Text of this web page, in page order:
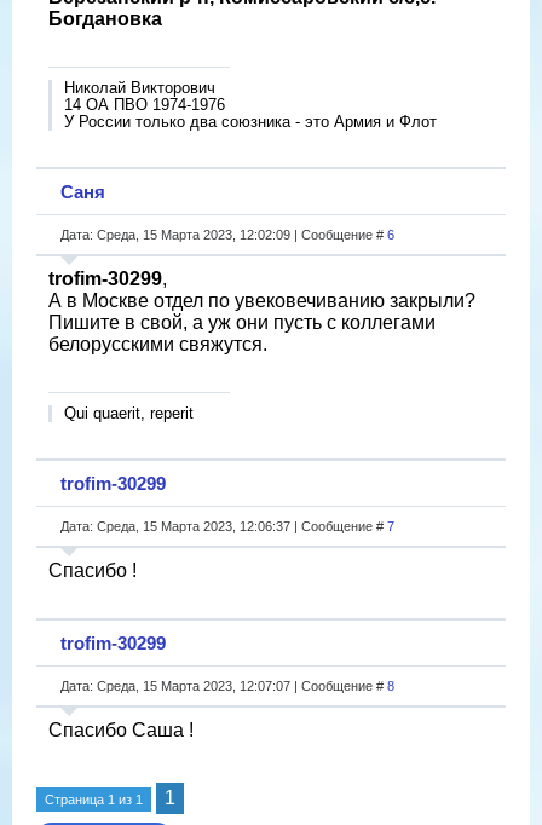
Богдановка
Николай Викторович
14 ОА ПВО 1974-1976
У России только два союзника - это Армия и Флот
Саня
Дата: Среда, 15 Марта 2023, 12:02:09 | Сообщение # 6
trofim-30299,
А в Москве отдел по увековечиванию закрыли?
Пишите в свой, а уж они пусть с коллегами
белорусскими свяжутся.
Qui quaerit, reperit
trofim-30299
Дата: Среда, 15 Марта 2023, 12:06:37 | Сообщение # 7
Спасибо !
trofim-30299
Дата: Среда, 15 Марта 2023, 12:07:07 | Сообщение # 8
Спасибо Саша !
Страница 1 из 1 1